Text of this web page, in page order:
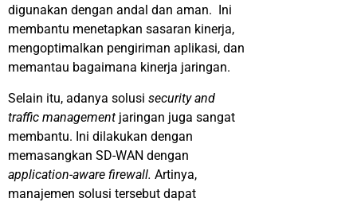
digunakan dengan andal dan aman. Ini
membantu menetapkan sasaran kinerja,
mengoptimalkan pengiriman aplikasi, dan
memantau bagaimana kinerja jaringan.
Selain itu, adanya solusi security and
traffic management jaringan juga sangat
membantu. Ini dilakukan dengan
memasangkan SD-WAN dengan
application-aware firewall. Artinya,
manajemen solusi tersebut dapat